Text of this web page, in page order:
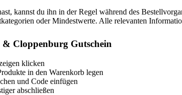
kannst du ihn in der Regel während des
oder Mindestwerte. Alle relevanten
& Cloppenburg Gutschein
klicken
in den Warenkorb legen
und Code einfügen
abschließen